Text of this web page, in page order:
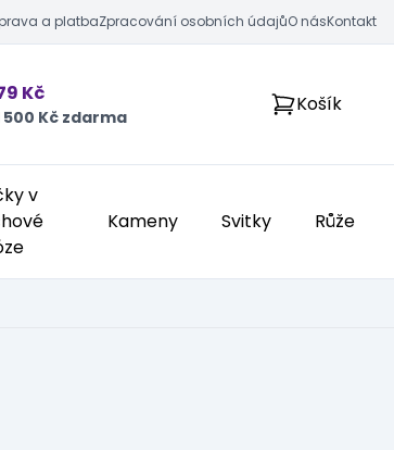
a platbaZpracování osobních údajůO násKontakt
Kč
500 Kč zdarma
Košík
v
Kameny Svitky Růže